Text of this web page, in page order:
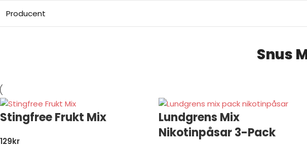
Producent
Snus
Stingfree Frukt Mix
129kr
Lundgrens Mix
Nikotinpåsar 3-Pack